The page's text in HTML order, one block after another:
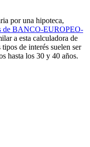
por una hipoteca,
de BANCO-EUROPEO-
a esta calculadora de
de interés suelen ser
hasta los 30 y 40 años.